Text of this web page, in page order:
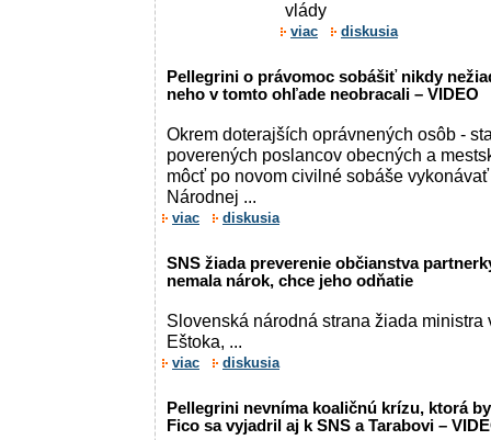
vlády
viac diskusia
Pellegrini o právomoc sobášiť nikdy
neho v tomto ohľade neobracali – VIDEO
Okrem doterajších oprávnených osôb -
poverených poslancov obecných a
môcť po novom civilné sobáše
Národnej ...
viac diskusia
SNS žiada preverenie občianstva
nemala nárok, chce jeho odňatie
Slovenská národná strana žiada ministra
Eštoka, ...
viac diskusia
Pellegrini nevníma koaličnú krízu, ktorá
Fico sa vyjadril aj k SNS a Tarabovi –